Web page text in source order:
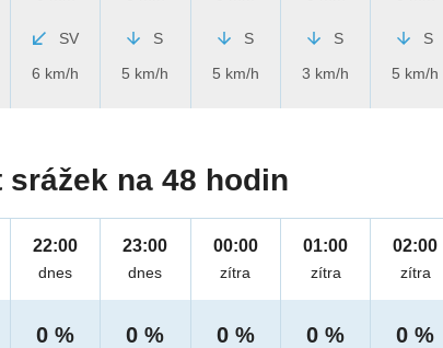
SV
6 km/h
S
5 km/h
S
5 km/h
S
3 km/h
S
5 km/h
na 48 hodin
22:00
dnes
0 %
23:00
dnes
0 %
00:00
zítra
0 %
01:00
zítra
0 %
02:00
zítra
0 %